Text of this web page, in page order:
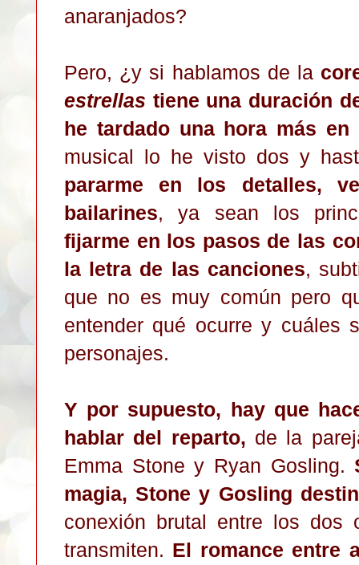
anaranjados?
Pero, ¿y si hablamos de la
estrellas tiene una duración
he tardado una hora más en
musical lo he visto dos y
pararme en los detalles,
bailarines, ya sean los
fijarme en los pasos de las
la letra de las canciones,
que no es muy común pero
entender qué ocurre y cuáles
personajes.
Y por supuesto, hay que
hablar del reparto, de la
Emma Stone y Ryan Gosling.
magia, Stone y Gosling
conexión brutal entre los
transmiten. El romance entre